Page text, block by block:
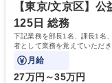
【東京/文京区】
125日 総務
下記業務を部長1名、課長1名
者として業務を覚えていただ
躍いただくことを期待していま
月給
27万円～35万円